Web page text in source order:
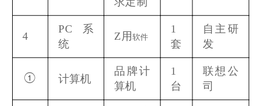
4
PC 系
统
Z用软件
1
套
自主研
发
① 计算机
品牌计
算机
1
台
联想公
司